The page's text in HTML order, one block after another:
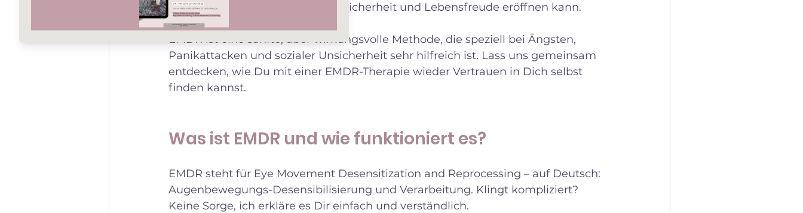
Villmar Dir neue Wege zu mehr Sicherheit und Lebensfreude eröffnen kann.
EMDR ist eine sanfte, aber wirkungsvolle Methode, die speziell bei Ängsten,
Panikattacken und sozialer Unsicherheit sehr hilfreich ist. Lass uns gemeinsam
entdecken, wie Du mit einer EMDR-Therapie wieder Vertrauen in Dich selbst
finden kannst.
Was ist EMDR und wie funktioniert es?
EMDR steht für Eye Movement Desensitization and Reprocessing – auf Deutsch:
Augenbewegungs-Desensibilisierung und Verarbeitung. Klingt kompliziert?
Keine Sorge, ich erkläre es Dir einfach und verständlich.